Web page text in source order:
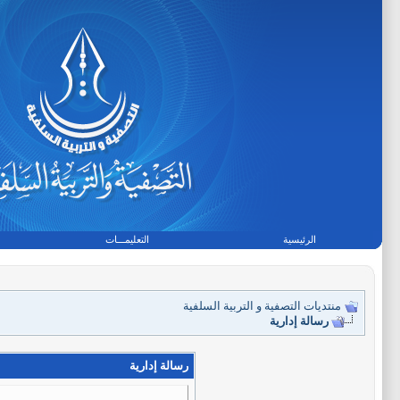
الرئيسية التعليمـــات
منتديات التصفية و التربية السلفية
رسالة إدارية
رسالة إدارية